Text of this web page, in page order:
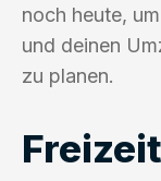
noch heute,
und deinen
zu planen.